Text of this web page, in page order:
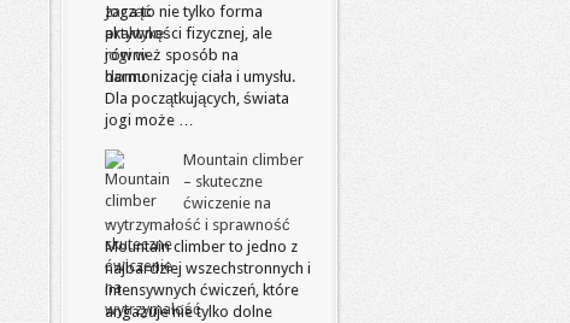
Joga to nie tylko forma
aktywności fizycznej, ale
również sposób na
harmonizację ciała i umysłu.
Dla początkujących, świata
jogi może …
Mountain climber
– skuteczne
ćwiczenie na
wytrzymałość i sprawność
Mountain climber to jedno z
najbardziej wszechstronnych i
intensywnych ćwiczeń, które
angażuje nie tylko dolne